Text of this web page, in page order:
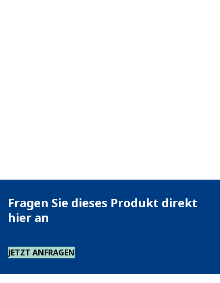
Fragen Sie dieses Produkt direkt
hier an
JETZT ANFRAGEN